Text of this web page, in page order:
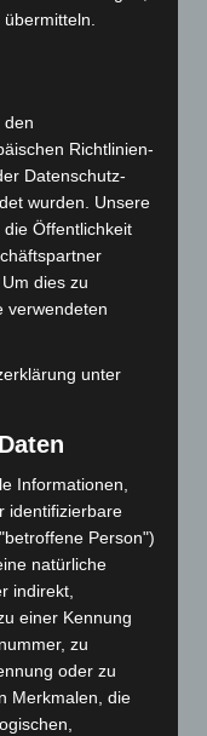
über
Umbau in
Air 2026:
Maschpark
mit 3,17
gezogen
2026:
Rettung
testet Aufnahme
den
Richtlinien-
Datenschutz-
wurden. Unsere
Öffentlichkeit
dies zu
verwendeten
unter
Informationen,
identifizierbare
Person")
natürliche
indirekt,
einer Kennung
zu
oder zu
Merkmalen, die